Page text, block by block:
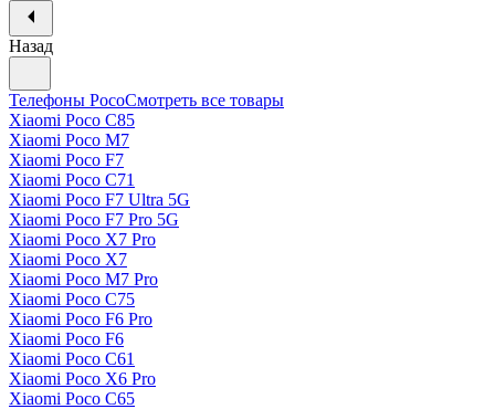
Назад
Телефоны PocoСмотреть все товары
Xiaomi Poco C85
Xiaomi Poco M7
Xiaomi Poco F7
Xiaomi Poco C71
Xiaomi Poco F7 Ultra 5G
Xiaomi Poco F7 Pro 5G
Xiaomi Poco X7 Pro
Xiaomi Poco X7
Xiaomi Poco M7 Pro
Xiaomi Poco C75
Xiaomi Poco F6 Pro
Xiaomi Poco F6
Xiaomi Poco C61
Xiaomi Poco X6 Pro
Xiaomi Poco C65